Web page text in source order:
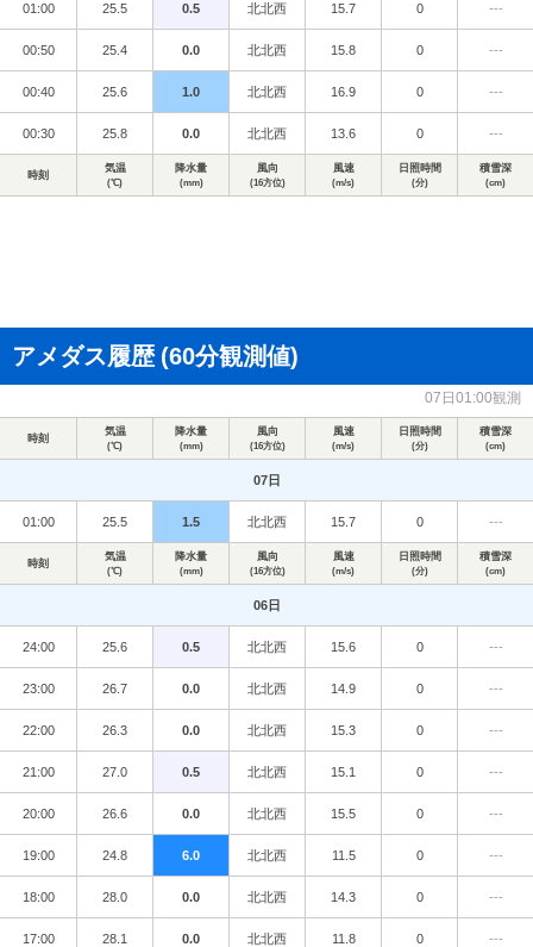
01:00 25.5 0.5 北北西 15.7 0 ---
00:50 25.4 0.0 北北西 15.8 0 ---
00:40 25.6 1.0 北北西 16.9 0 ---
00:30 25.8 0.0 北北西 13.6 0 ---
時刻
気温
(℃)
降水量
(mm)
風向
(16方位)
風速
(m/s)
日照時間
(分)
積雪深
(cm)
アメダス履歴 (60分観測値)
07日01:00観測
時刻
気温
(℃)
降水量
(mm)
風向
(16方位)
風速
(m/s)
日照時間
(分)
積雪深
(cm)
07日
01:00 25.5 1.5 北北西 15.7 0 ---
時刻
気温
(℃)
降水量
(mm)
風向
(16方位)
風速
(m/s)
日照時間
(分)
積雪深
(cm)
06日
24:00 25.6 0.5 北北西 15.6 0 ---
23:00 26.7 0.0 北北西 14.9 0 ---
22:00 26.3 0.0 北北西 15.3 0 ---
21:00 27.0 0.5 北北西 15.1 0 ---
20:00 26.6 0.0 北北西 15.5 0 ---
19:00 24.8 6.0 北北西 11.5 0 ---
18:00 28.0 0.0 北北西 14.3 0 ---
17:00 28.1 0.0 北北西 11.8 0 ---